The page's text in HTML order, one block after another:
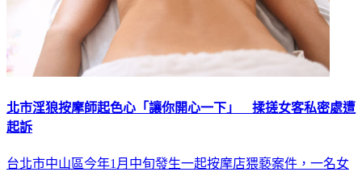
北市淫狼按摩師起色心「讓你開心一下」 揉搓女客私密處遭
起訴
台北市中山區今年1月中旬發生一起按摩店猥褻案件，一名女